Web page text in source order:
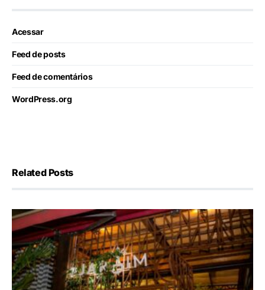
Acessar
Feed de posts
Feed de comentários
WordPress.org
Related Posts